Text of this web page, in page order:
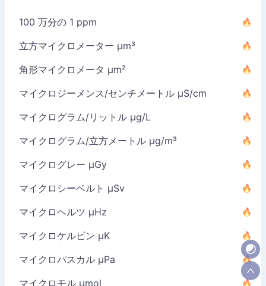
100 万分の 1 ppm
立方マイクロメーター µm³
角形マイクロメータ µm²
マイクロジーメンス/センチメートル µS/cm
マイクログラム/リットル µg/L
マイクログラム/立方メートル µg/m³
マイクログレー µGy
マイクロシーベルト µSv
マイクロヘルツ µHz
マイクロケルビン µK
マイクロパスカル µPa
マイクロモル µmol